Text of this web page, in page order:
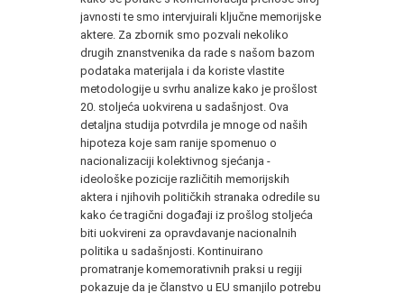
javnosti te smo intervjuirali ključne memorijske
aktere. Za zbornik smo pozvali nekoliko
drugih znanstvenika da rade s našom bazom
podataka materijala i da koriste vlastite
metodologije u svrhu analize kako je prošlost
20. stoljeća uokvirena u sadašnjost. Ova
detaljna studija potvrdila je mnoge od naših
hipoteza koje sam ranije spomenuo o
nacionalizaciji kolektivnog sjećanja -
ideološke pozicije različitih memorijskih
aktera i njihovih političkih stranaka odredile su
kako će tragični događaji iz prošlog stoljeća
biti uokvireni za opravdavanje nacionalnih
politika u sadašnjosti. Kontinuirano
promatranje komemorativnih praksi u regiji
pokazuje da je članstvo u EU smanjilo potrebu